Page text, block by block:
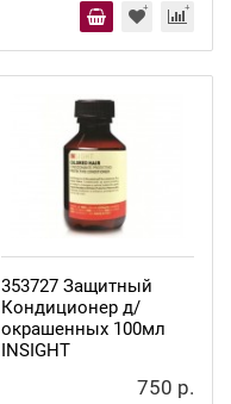
353727 Защитный
Кондиционер д/
окрашенных 100мл
INSIGHT
750 р.